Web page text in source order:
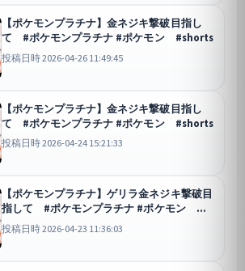
【ポケモンプラチナ】金ネジキ撃破目指し
て #ポケモンプラチナ #ポケモン #shorts
投稿日時 2026-04-26 11:49:45
【ポケモンプラチナ】金ネジキ撃破目指し
て #ポケモンプラチナ #ポケモン #shorts
投稿日時 2026-04-24 15:21:33
【ポケモンプラチナ】ゲリラ金ネジキ撃破目
指して #ポケモンプラチナ #ポケモン
#shorts
投稿日時 2026-04-23 11:36:03